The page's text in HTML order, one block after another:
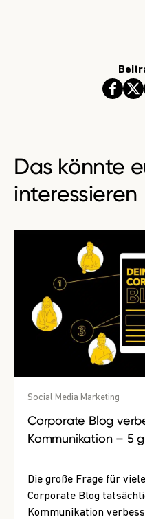
Das könnte
interessieren
Social Media Marketing
Corporate Blog
Kommunikation – 5
Die große Frage für
Corporate Blog
Kommunikation